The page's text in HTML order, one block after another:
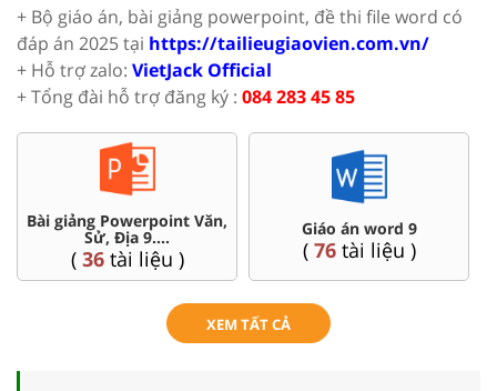
+ Bộ giáo án, bài giảng powerpoint, đề thi file word có
đáp án 2025 tại https://tailieugiaovien.com.vn/
+ Hỗ trợ zalo: VietJack Official
+ Tổng đài hỗ trợ đăng ký : 084 283 45 85
Bài giảng Powerpoint Văn,
Sử, Địa 9....
( 36tài liệu )
Giáo án word 9
( 76tài liệu )
XEM TẤT CẢ